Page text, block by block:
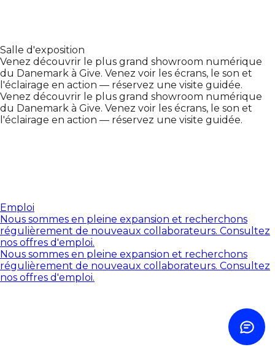
Salle d'exposition
Venez découvrir le plus grand showroom numérique
du Danemark à Give. Venez voir les écrans, le son et
l'éclairage en action — réservez une visite guidée.
Venez découvrir le plus grand showroom numérique
du Danemark à Give. Venez voir les écrans, le son et
l'éclairage en action — réservez une visite guidée.
Emploi
Nous sommes en pleine expansion et recherchons
régulièrement de nouveaux collaborateurs. Consultez
nos offres d'emploi.
Nous sommes en pleine expansion et recherchons
régulièrement de nouveaux collaborateurs. Consultez
nos offres d'emploi.
Contact us
Same-day reply
Write to us